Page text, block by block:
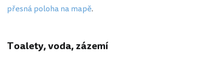
přesná poloha na mapě.
Toalety, voda, zázemí